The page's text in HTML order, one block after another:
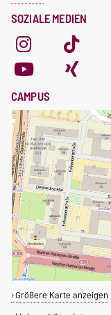
SOZIALE MEDIEN
CAMPUS
Größere Karte anzeigen